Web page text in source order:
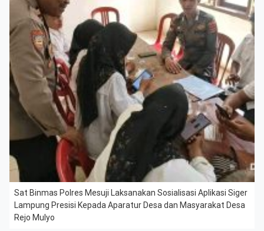
Sat Binmas Polres Mesuji Laksanakan Sosialisasi Aplikasi Siger
Lampung Presisi Kepada Aparatur Desa dan Masyarakat Desa
Rejo Mulyo